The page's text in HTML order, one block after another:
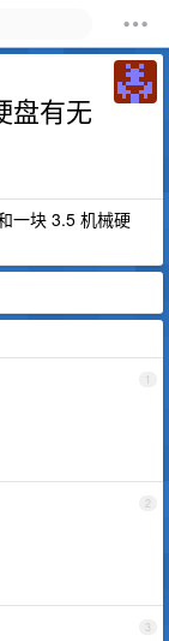
盘有无
一块 3.5 机械硬
1
2
3